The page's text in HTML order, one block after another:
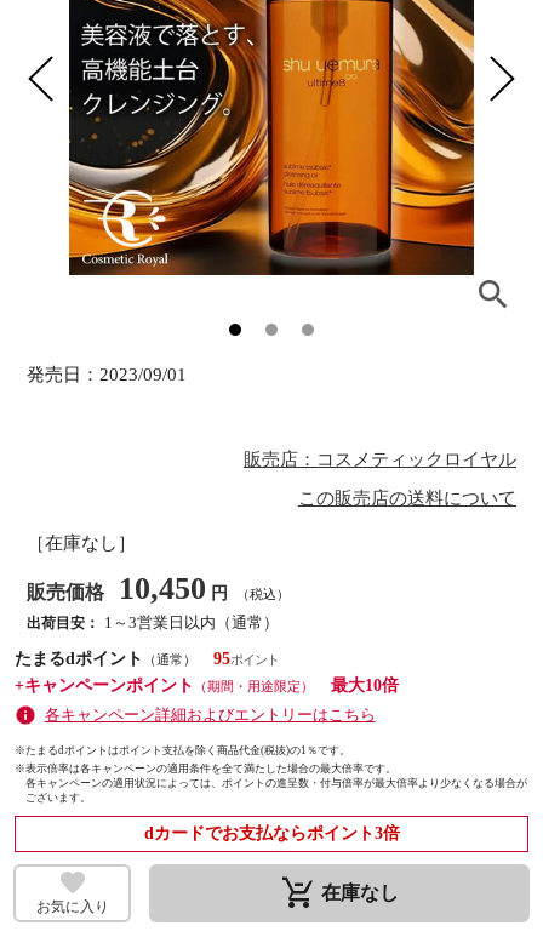
発売日： 2023/09/01
販売店：コスメティックロイヤル
この販売店の送料について
［在庫なし］
販売価格 10,450 円 （税込）
出荷目安：
1～3営業日以内（通常）
たまるdポイント
（通常）
95
+キャンペーンポイント
（期間・用途限定）
最大10倍
各キャンペーン詳細およびエントリーはこちら
※たまるdポイントはポイント支払を除く商品代金(税抜)の1％です。
※表示倍率は各キャンペーンの適用条件を全て満たした場合の最大倍率です。
各キャンペーンの適用状況によっては、ポイントの進呈数・付与倍率が最大倍率より少なくなる場合が
ございます。
dカードでお支払ならポイント3倍
お気に入り remove_shopping_cart 在庫なし